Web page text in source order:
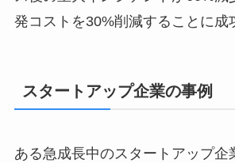
発コストを30%削減することに成
スタートアップ企業の事例
ある急成長中のスタートアップ企